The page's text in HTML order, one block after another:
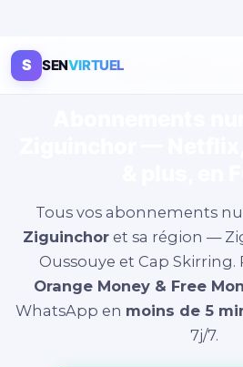
S SENVIRTUEL
🏙️ Service local · Ziguinchor ·
Skirring · Mis à jour
Tous vos abonnements
Ziguinchoret sa région —
Oussouye et Cap
Orange Money & Free
WhatsApp en moins de 5
7j/7.